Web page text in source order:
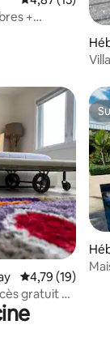
: 4,98
+
: 4,8
Évaluation
4,79 (19)
gratuit à